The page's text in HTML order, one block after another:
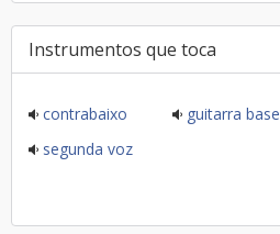
Instrumentos que toca
contrabaixo guitarra base
segunda voz